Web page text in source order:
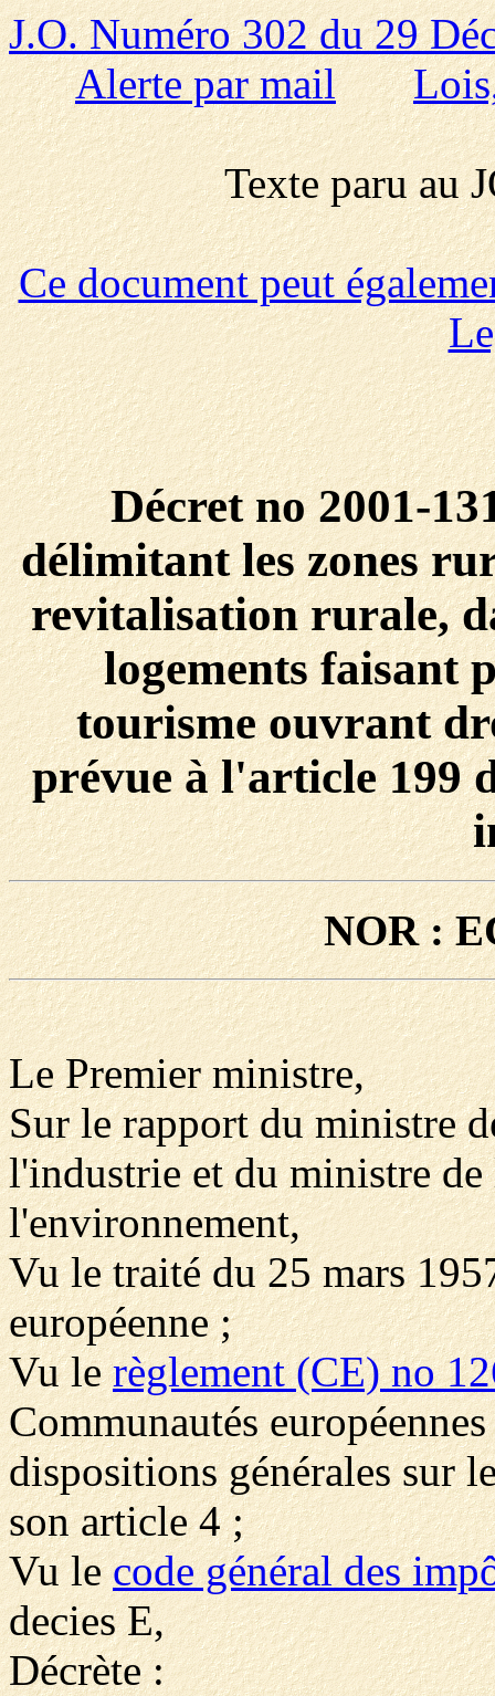
J.O. Numéro 302 du 29
Alerte par mail
Texte paru au
Ce document peut
Décret no 2001-
délimitant les zones
revitalisation rurale,
logements faisant
tourisme ouvrant
prévue à l'article 199
NOR :
Le Premier ministre,
Sur le rapport du ministre
l'industrie et du ministre
l'environnement,
Vu le traité du 25 mars
européenne ;
Vu lerèglement (CE) no
Communautés
dispositions générales sur
son article 4 ;
Vu lecode général des
decies E,
Décrète :